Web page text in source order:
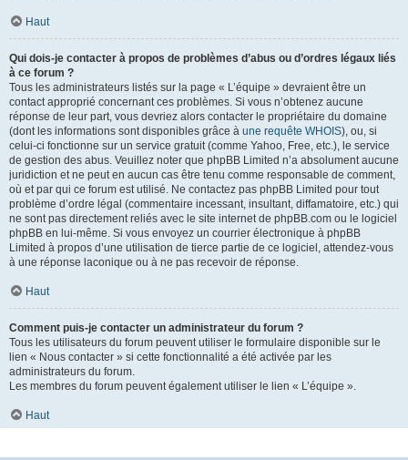
Haut
Qui dois-je contacter à propos de problèmes d’abus ou d’ordres légaux liés
à ce forum ?
Tous les administrateurs listés sur la page « L’équipe » devraient être un
contact approprié concernant ces problèmes. Si vous n’obtenez aucune
réponse de leur part, vous devriez alors contacter le propriétaire du domaine
(dont les informations sont disponibles grâce à une requête WHOIS), ou, si
celui-ci fonctionne sur un service gratuit (comme Yahoo, Free, etc.), le service
de gestion des abus. Veuillez noter que phpBB Limited n’a absolument aucune
juridiction et ne peut en aucun cas être tenu comme responsable de comment,
où et par qui ce forum est utilisé. Ne contactez pas phpBB Limited pour tout
problème d’ordre légal (commentaire incessant, insultant, diffamatoire, etc.) qui
ne sont pas directement reliés avec le site internet de phpBB.com ou le logiciel
phpBB en lui-même. Si vous envoyez un courrier électronique à phpBB
Limited à propos d’une utilisation de tierce partie de ce logiciel, attendez-vous
à une réponse laconique ou à ne pas recevoir de réponse.
Haut
Comment puis-je contacter un administrateur du forum ?
Tous les utilisateurs du forum peuvent utiliser le formulaire disponible sur le
lien « Nous contacter » si cette fonctionnalité a été activée par les
administrateurs du forum.
Les membres du forum peuvent également utiliser le lien « L’équipe ».
Haut